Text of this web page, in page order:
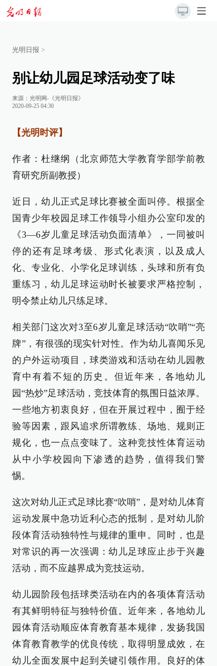
光明日报 >
别让幼儿园足球活动变了味
来源： 光明网-《光明日报》
2020-09-25 04:30
【光明时评】
作者：杜继纲（北京师范大学教育学部学前教
育研究所副教授）
近日，幼儿正式足球比赛被全面叫停。根据全
国青少年校园足球工作领导小组办公室印发的
《3—6岁儿童足球活动负面清单》，一同被叫
停的还有足球考级、形式化表演，以及成人
化、专业化、小学化足球训练，头球和所有负
重练习，幼儿足球运动时长被要求严格控制，
明令禁止幼儿只练足球。
相关部门这次对3至6岁儿童足球活动“吹哨”“亮
牌”，有很强的现实针对性。作为幼儿喜闻乐见
的户外运动项目，球类游戏和活动在幼儿园教
育中有着不短的历史。但近年来，各地幼儿
园“热炒”足球活动，竞技体育的氛围日益浓厚。
一些地方初衷良好，但在开展过程中，囿于经
验等因素，跟风追求所谓教练、场地、规则正
规化，也一点点变味了。这种竞技性体育运动
从中小学校园向下渗透的趋势，值得我们警
惕。
这次对幼儿正式足球比赛“吹哨”，是对幼儿体育
运动发展中急功近利心态的抵制，是对幼儿阶
段体育活动独特性与规律的重申。同时，也是
对常识的再一次强调：幼儿足球应止步于兴趣
活动，而不应越界成为竞技运动。
幼儿园阶段包括球类活动在内的各项体育活动
有其鲜明特征与独特价值。近年来，各地幼儿
园体育活动顺应体育教育基本规律，发扬我国
体育教育教学的优良传统，取得明显成效，在
幼儿全面发展中起到关键引领作用。良好的体